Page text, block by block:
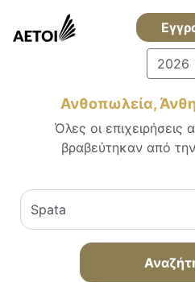
2026
Ανθοπωλεία,
Όλες οι
βραβεύτηκαν από